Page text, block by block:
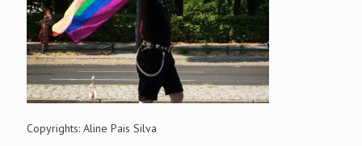
Copyrights: Aline Pais Silva